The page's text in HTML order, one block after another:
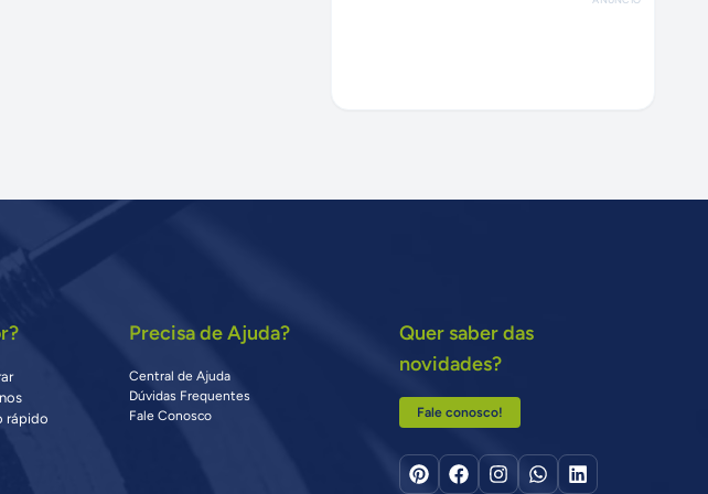
rápido
Precisa de Ajuda?
Central de Ajuda
Dúvidas Frequentes
Fale Conosco
Quer saber das
novidades?
Fale conosco!